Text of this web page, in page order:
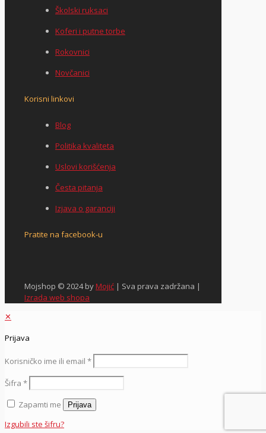
Školski ruksaci
Koferi i putne torbe
Rokovnici
Novčanici
Korisni linkovi
Blog
Politika kvaliteta
Uslovi korišćenja
Česta pitanja
Izjava o garanciji
Pratite na facebook-u
Mojshop © 2024 byMojić | Sva prava zadržana |
Izrada web shopa
✕
Prijava
Korisničko ime ili email *
Šifra *
Zapamti me
Prijava
Izgubili ste šifru?